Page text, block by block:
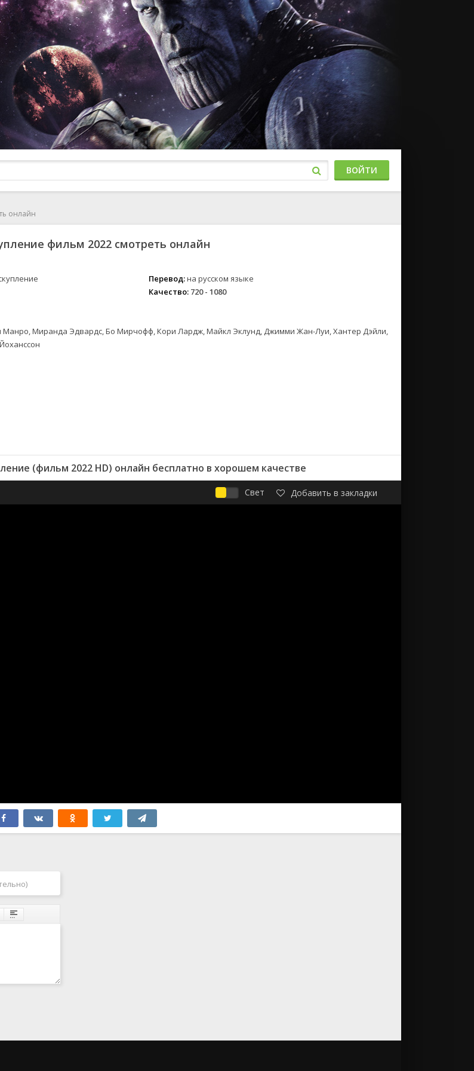
ВОЙТИ
онлайн
фильм 2022 смотреть онлайн
Перевод:на русском языке
Качество: 720 - 1080
Манро, Миранда Эдвардс, Бо Мирчофф, Кори Лардж, Майкл Эклунд, Джимми Жан-Луи, Хантер Дэйли,
(фильм 2022 HD) онлайн бесплатно в хорошем качестве
Свет Добавить в закладки